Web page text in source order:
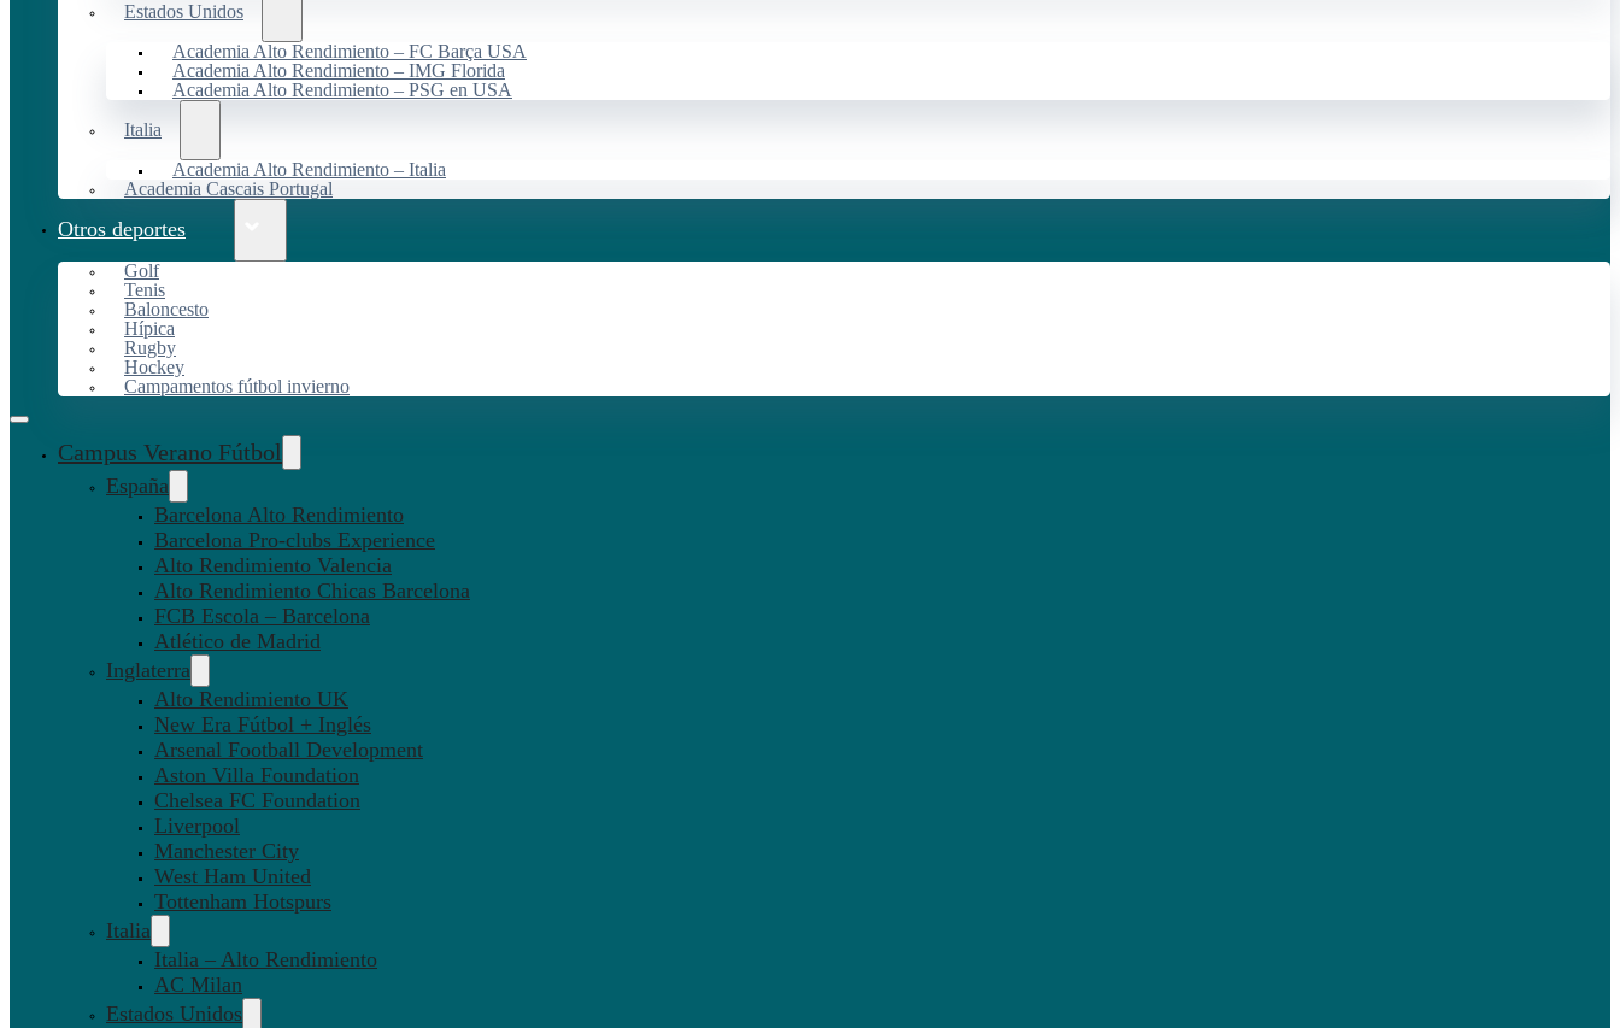
Estados Unidos
Academia Alto Rendimiento – FC Barça USA
Academia Alto Rendimiento – IMG Florida
Academia Alto Rendimiento – PSG en USA
Italia
Academia Alto Rendimiento – Italia
Academia Cascais Portugal
Otros deportes
Golf
Tenis
Baloncesto
Hípica
Rugby
Hockey
Campamentos fútbol invierno
Campus Verano Fútbol
España
Barcelona Alto Rendimiento
Barcelona Pro-clubs Experience
Alto Rendimiento Valencia
Alto Rendimiento Chicas Barcelona
FCB Escola – Barcelona
Atlético de Madrid
Inglaterra
Alto Rendimiento UK
New Era Fútbol + Inglés
Arsenal Football Development
Aston Villa Foundation
Chelsea FC Foundation
Liverpool
Manchester City
West Ham United
Tottenham Hotspurs
Italia
Italia – Alto Rendimiento
AC Milan
Estados Unidos